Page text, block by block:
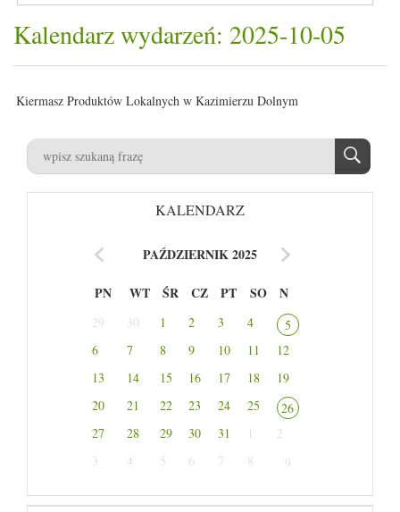
Kalendarz wydarzeń: 2025-10-05
Kiermasz Produktów Lokalnych w Kazimierzu Dolnym
KALENDARZ
PAŹDZIERNIK 2025
PN WT ŚR CZ PT SO N
29 30 1 2 3 4
5
6
7 8 9 10 11
12
13
14 15 16 17 18
19
20
21 22 23 24 25
26
27
28 29 30 31 1
2
3
4 5 6 7 8 9